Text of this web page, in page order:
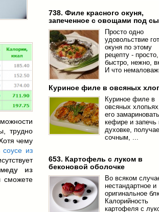
трудно
чему
из
из
сможете
738. Филе красного окуня,
запеченное с овощами под
Просто одно
удовольствие
окуня по этому
рецепту - просто,
быстро, нежно,
И что
Куриное филе в овсяных
Куриное филе в
овсяных
его
кефире и запечь
духовке,
сочным, ...
653. Картофель с луком в
беконовой оболочке
Во всяком
нестандартное и
оригинальное
Калорийность
картофеля с